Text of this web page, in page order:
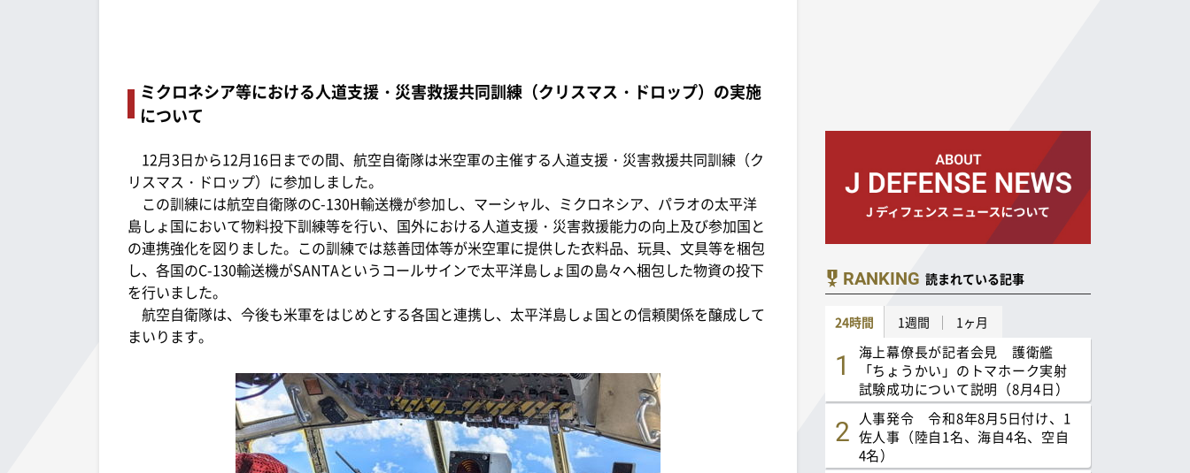
ミクロネシア等における人道支援・災害救援共同訓練（クリスマス・ドロップ）の実施
について
12月3日から12月16日までの間、航空自衛隊は米空軍の主催する人道支援・災害救援共同訓練（ク
リスマス・ドロップ）に参加しました。
この訓練には航空自衛隊のC-130H輸送機が参加し、マーシャル、ミクロネシア、パラオの太平洋
島しょ国において物料投下訓練等を行い、国外における人道支援・災害救援能力の向上及び参加国と
の連携強化を図りました。この訓練では慈善団体等が米空軍に提供した衣料品、玩具、文具等を梱包
し、各国のC-130輸送機がSANTAというコールサインで太平洋島しょ国の島々へ梱包した物資の投下
を行いました。
航空自衛隊は、今後も米軍をはじめとする各国と連携し、太平洋島しょ国との信頼関係を醸成して
まいります。
RANKING 読まれている記事
24時間 1週間 1ヶ月
海上幕僚長が記者会見 護衛艦
「ちょうかい」のトマホーク実射
試験成功について説明（8月4日）
人事発令 令和8年8月5日付け、1
佐人事（陸自1名、海自4名、空自
4名）